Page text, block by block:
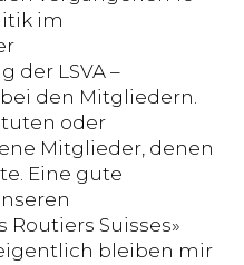
im
der LSVA –
den Mitgliedern.
oder
Mitglieder, denen
Eine gute
Routiers Suisses»
bleiben mir